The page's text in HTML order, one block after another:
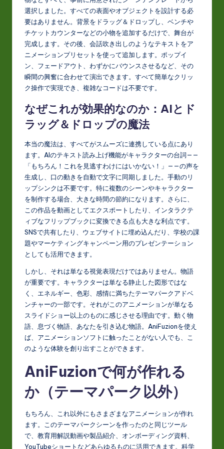
選択しました。すべての表面やオブジェクトを設計する必
要はありません。背景をドラッグ＆ドロップし、ベンチや
チケットカウンターなどの小物を追加するだけで、舞台が
完成します。その後、会話吹き出しのようなテキストをア
ニメーションプリセットを使って追加します。ポップイ
ン、フェードアウト、わずかにバウンスさせるなど、その
瞬間の興奮に合わせて演出できます。すべて簡単なクリッ
ク操作で実現でき、複雑なコードは不要です。
なぜこれが効果的なのか：AIとド
ラッグ＆ドロップの魔法
本当の魔法は、すべてがスムーズに連携している点にあり
ます。AIのテキスト読み上げ機能がキャラクターの台詞——
「もちろん！これを見逃すわけにはいかない！」——の声を
生成し、口の動きを自動で文字に同期しました。手動のリ
ップシンクは不要です。特に複数のシーンやキャラクター
を制作する場合、大きな時間の節約になります。さらに、
この作品を動画としてエクスポートしたり、インタラクテ
ィブなフリップブックに変換できる点も大きな利点です。
SNSで共有したり、ウェブサイトに埋め込んだり、学校の課
題やマーケティングキャンペーン用のプレゼンテーション
としても活用できます。
しかし、それは単なる視覚表現だけではありません。物語
が重要です。キャラクターは単なる静止した図形ではな
く、エネルギー、色彩、感情に満ちたテーマパークアドベ
ンチャーの一部です。それがこのアニメーションが単なる
スライドショー以上のものに感じさせる理由です。動く物
語、息づく物語、あなたを引き込む物語。AniFuzionを使え
ば、アニメーションソフトに触ったことがない人でも、こ
のような体験を創り出すことができます。
AniFuzionで何が作れる
か（テーマパーク以外）
もちろん、これ以外にもさまざまなアニメーションが作れ
ます。このテーマパークシーンを作ったのと同じツール
で、教育用解説動画や製品紹介、オンボーディング資料、
YouTubeショートなどあらゆるものに活用できます。科学